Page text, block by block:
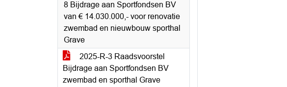
8 Bijdrage aan Sportfondsen BV
van € 14.030.000,- voor renovatie
zwembad en nieuwbouw sporthal
Grave
2025-R-3 Raadsvoorstel
Bijdrage aan Sportfondsen BV
zwembad en sporthal Grave